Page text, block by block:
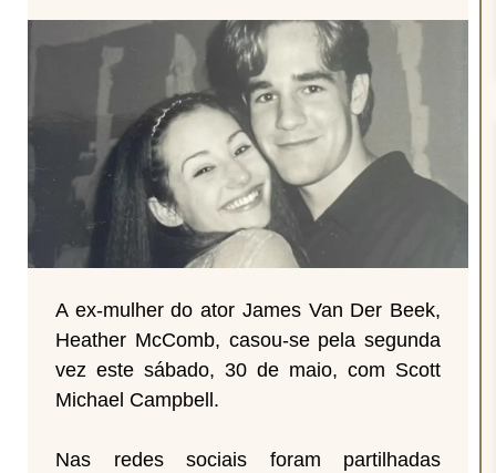
A ex-mulher do ator James Van Der Beek,
Heather McComb, casou-se pela segunda
vez este sábado, 30 de maio, com Scott
Michael Campbell.
Nas redes sociais foram partilhadas